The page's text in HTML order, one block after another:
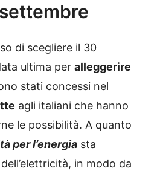
di scegliere il 30
ultima per alleggerire
stati concessi nel
agli italiani che hanno
le possibilità. A quanto
per l’energia sta
in modo da